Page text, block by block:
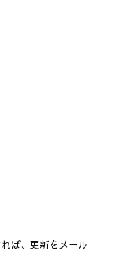
ば、更新をメール